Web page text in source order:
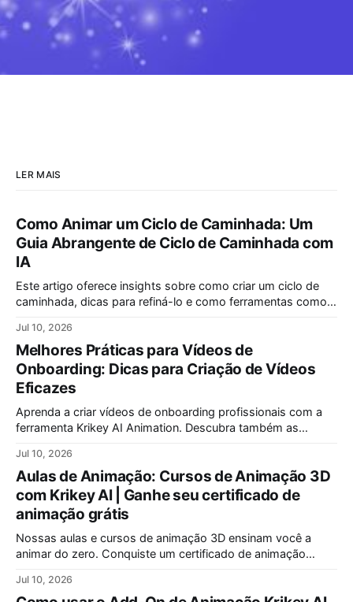
LER MAIS
Como Animar um Ciclo de Caminhada: Um
Guia Abrangente de Ciclo de Caminhada com
IA
Este artigo oferece insights sobre como criar um ciclo de
caminhada, dicas para refiná-lo e como ferramentas como a
um ciclo de caminhada.
Jul 10, 2026
Melhores Práticas para Vídeos de
Onboarding: Dicas para Criação de Vídeos
Eficazes
Aprenda a criar vídeos de onboarding profissionais com a
ferramenta Krikey AI Animation. Descubra também as
impactante e memorável, garantindo que sua mensagem
seja lembrada pelo seu público-alvo.
Jul 10, 2026
Aulas de Animação: Cursos de Animação 3D
com Krikey AI | Ganhe seu certificado de
animação grátis
Nossas aulas e cursos de animação 3D ensinam você a
animar do zero. Conquiste um certificado de animação
para iniciantes e programas especiais de animação para
Jul 10, 2026